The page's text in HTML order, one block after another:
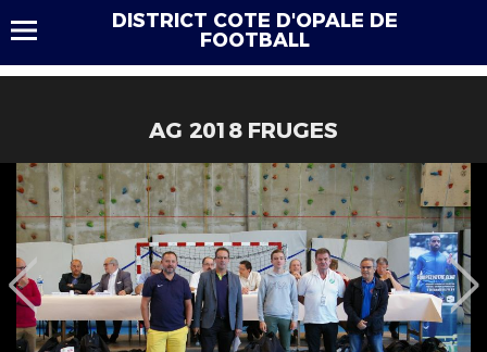
DISTRICT COTE D'OPALE DE
FOOTBALL
AG 2018 FRUGES